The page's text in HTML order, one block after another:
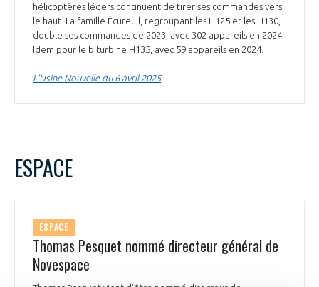
hélicoptères légers continuent de tirer ses commandes vers
le haut. La famille Écureuil, regroupant les H125 et les H130,
double ses commandes de 2023, avec 302 appareils en 2024.
Idem pour le biturbine H135, avec 59 appareils en 2024.
L’Usine Nouvelle du 6 avril 2025
ESPACE
ESPACE
Thomas Pesquet nommé directeur général de
Novespace